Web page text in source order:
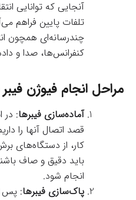
آنجایی که توانایی
تلفات پایین فراهم
چندرسانه‌ای همچون
کنفرانس‌ها، صدا و
مراحل انجام فیوژن
آماده‌سازی فیبرها: در
قصد اتصال آنها را
کار، از دستگاه‌های
باید دقیق و صاف
انجام شود.
پاک‌سازی فیبرها: پس